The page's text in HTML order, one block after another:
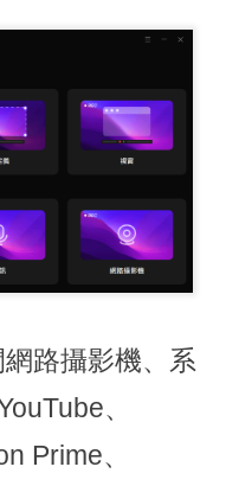
路攝影機、系
、
Prime、